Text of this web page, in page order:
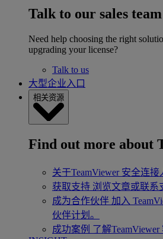
Talk to our sales team
Need help choosing the right
upgrading your license?
Talk to us
大型企业入口
相关资源
Find out more about
关于TeamViewer 安全连接
获取支持 浏览文章或联系
成为合作伙伴 加入
伙伴计划。
成功案例 了解